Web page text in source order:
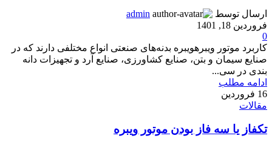
ارسال توسط
admin
فروردین 18, 1401
0
کاربرد موتور ویبرهویبره بدنه‌های صنعتی انواع مختلفی دارند که در
صنایع سیمان و بتن، صنایع کشاورزی، صنایع آرد و تجهیزات دانه
بندی در سی...
ادامه مطلب
16 فروردین
مقالات
تکفاز یا سه فاز بودن موتور ویبره